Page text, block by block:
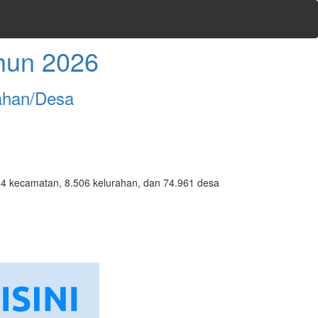
2026
Desa
kecamatan, 8.506 kelurahan, dan 74.961 desa